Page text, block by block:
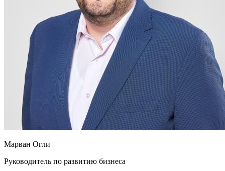
Марван Огли
Руководитель по развитию бизнеса